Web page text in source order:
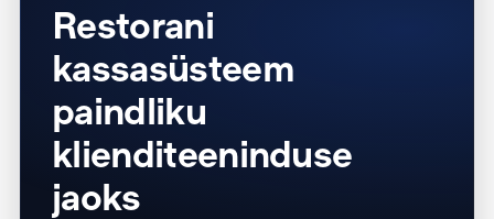
Restorani
kassasüsteem
paindliku
klienditeeninduse
jaoks